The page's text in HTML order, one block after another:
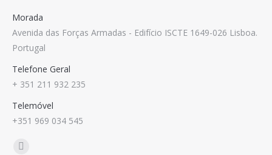
Morada
Avenida das Forças Armadas - Edifício ISCTE 1649-026 Lisboa.
Portugal
Telefone Geral
+ 351 211 932 235
Telemóvel
+351 969 034 545
Find us on: